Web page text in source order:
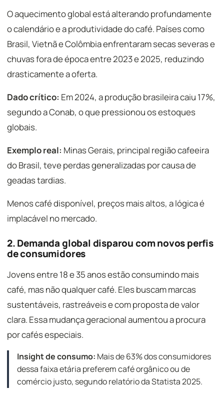
O aquecimento global está alterando profundamente
o calendário e a produtividade do café. Países como
Brasil, Vietnã e Colômbia enfrentaram secas severas e
chuvas fora de época entre 2023 e 2025, reduzindo
drasticamente a oferta.
Dado crítico: Em 2024, a produção brasileira caiu 17%,
segundo a Conab, o que pressionou os estoques
globais.
Exemplo real: Minas Gerais, principal região cafeeira
do Brasil, teve perdas generalizadas por causa de
geadas tardias.
Menos café disponível, preços mais altos, a lógica é
implacável no mercado.
2. Demanda global disparou com novos perfis
de consumidores
Jovens entre 18 e 35 anos estão consumindo mais
café, mas não qualquer café. Eles buscam marcas
sustentáveis, rastreáveis e com proposta de valor
clara. Essa mudança geracional aumentou a procura
por cafés especiais.
Insight de consumo: Mais de 63% dos consumidores
dessa faixa etária preferem café orgânico ou de
comércio justo, segundo relatório da Statista 2025.